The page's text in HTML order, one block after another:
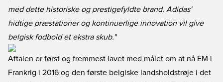
med dette historiske og prestigefyldte brand. Adidas'
hidtige præstationer og kontinuerlige innovation vil give
belgisk fodbold et ekstra skub."
Aftalen er først og fremmest lavet med målet om at nå EM i
Frankrig i 2016 og den første belgiske landsholdstrøje i det